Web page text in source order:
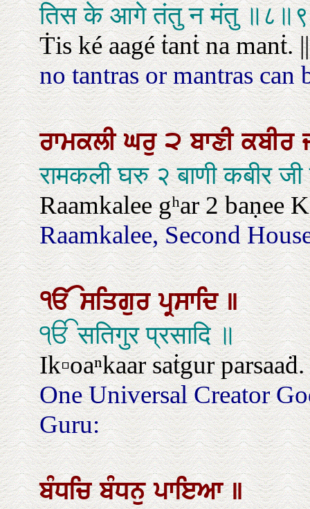
तिस के आगे तंतु न मंतु
Ṫis ké aagé ṫanṫ na manṫ.
no tantras or mantras can
ਰਾਮਕਲੀਘਰੁ੨ਬਾਣੀਕਬੀਰ
रामकली घरु २ बाणी कबीर जी
Raamkalee gʰar 2 baṇee
Raamkalee, Second
ੴਸਤਿਗੁਰਪ੍ਰਸਾਦਿ॥
ੴ सतिगुर प्रसादि ॥
Ik▫oaⁿkaar saṫgur parsaaḋ.
One Universal Creator
Guru:
ਬੰਧਚਿਬੰਧਨੁਪਾਇਆ॥